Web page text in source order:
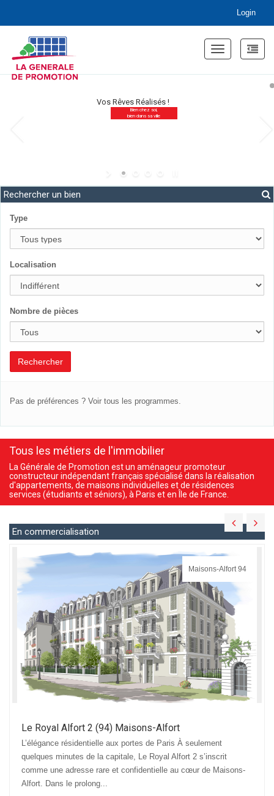
Login
Toggle
Vos Rêves Réalisés !
Bien chez soi,
bien dans sa ville
Rechercher un bien
Type
Localisation
Nombre de pièces
Rechercher
Pas de préférences ? Voir tous les programmes.
Tous les métiers de l'immobilier
La Générale de Promotion est un aménageur promoteur
constructeur indépendant français spécialisé dans la réalisation
d'appartements, de maisons individuelles et de résidences
services (étudiants et séniors), à Paris et en Île de France.
En commercialisation
Maisons-Alfort 94
Le Royal Alfort 2 (94) Maisons-Alfort
L’élégance résidentielle aux portes de Paris À seulement
quelques minutes de la capitale, Le Royal Alfort 2 s’inscrit
comme une adresse rare et confidentielle au cœur de Maisons-
Alfort. Dans le prolong...